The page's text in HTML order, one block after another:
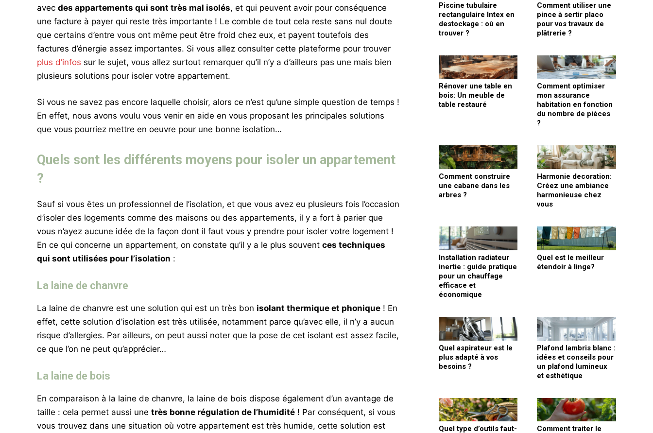
avec des appartements qui sont très mal isolés, et qui peuvent avoir pour conséquence
une facture à payer qui reste très importante ! Le comble de tout cela reste sans nul doute
que certains d’entre vous ont même peut être froid chez eux, et payent toutefois des
factures d’énergie assez importantes. Si vous allez consulter cette plateforme pour trouver
plus d’infos sur le sujet, vous allez surtout remarquer qu’il n’y a d’ailleurs pas une mais bien
plusieurs solutions pour isoler votre appartement.
Si vous ne savez pas encore laquelle choisir, alors ce n’est qu’une simple question de temps !
En effet, nous avons voulu vous venir en aide en vous proposant les principales solutions
que vous pourriez mettre en oeuvre pour une bonne isolation…
Quels sont les différents moyens pour isoler un appartement
?
Sauf si vous êtes un professionnel de l’isolation, et que vous avez eu plusieurs fois l’occasion
d’isoler des logements comme des maisons ou des appartements, il y a fort à parier que
vous n’ayez aucune idée de la façon dont il faut vous y prendre pour isoler votre logement !
En ce qui concerne un appartement, on constate qu’il y a le plus souvent ces techniques
qui sont utilisées pour l’isolation :
La laine de chanvre
La laine de chanvre est une solution qui est un très bon isolant thermique et phonique ! En
effet, cette solution d’isolation est très utilisée, notamment parce qu’avec elle, il n’y a aucun
risque d’allergies. Par ailleurs, on peut aussi noter que la pose de cet isolant est assez facile,
ce que l’on ne peut qu’apprécier…
La laine de bois
En comparaison à la laine de chanvre, la laine de bois dispose également d’un avantage de
taille : cela permet aussi une très bonne régulation de l’humidité ! Par conséquent, si vous
vous trouvez dans une situation où votre appartement est très humide, cette solution est
Piscine tubulaire
rectangulaire Intex en
destockage : où en
trouver ?
Comment utiliser une
pince à sertir placo
pour vos travaux de
plâtrerie ?
Rénover une table en
bois: Un meuble de
table restauré
Comment optimiser
mon assurance
habitation en fonction
du nombre de pièces
?
Comment construire
une cabane dans les
arbres ?
Harmonie decoration:
Créez une ambiance
harmonieuse chez
vous
Installation radiateur
inertie : guide pratique
pour un chauffage
efficace et
économique
Quel est le meilleur
étendoir à linge?
Quel aspirateur est le
plus adapté à vos
besoins ?
Plafond lambris blanc :
idées et conseils pour
un plafond lumineux
et esthétique
Quel type d’outils faut- Comment traiter le